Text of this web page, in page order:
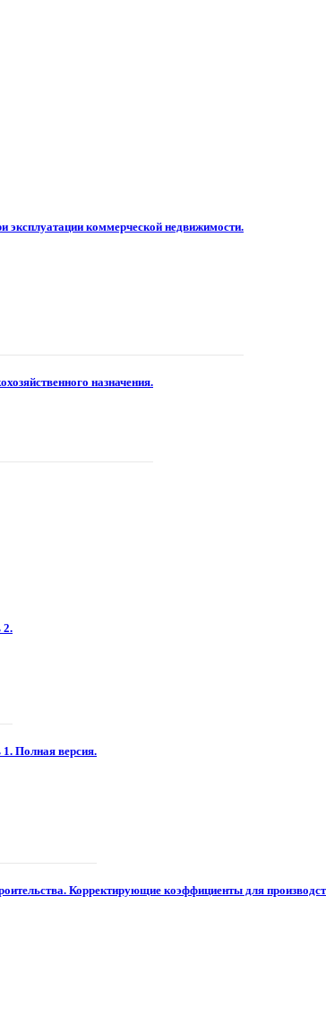
эксплуатации коммерческой недвижимости.
назначения.
2.
Полная версия.
Корректирующие коэффициенты для